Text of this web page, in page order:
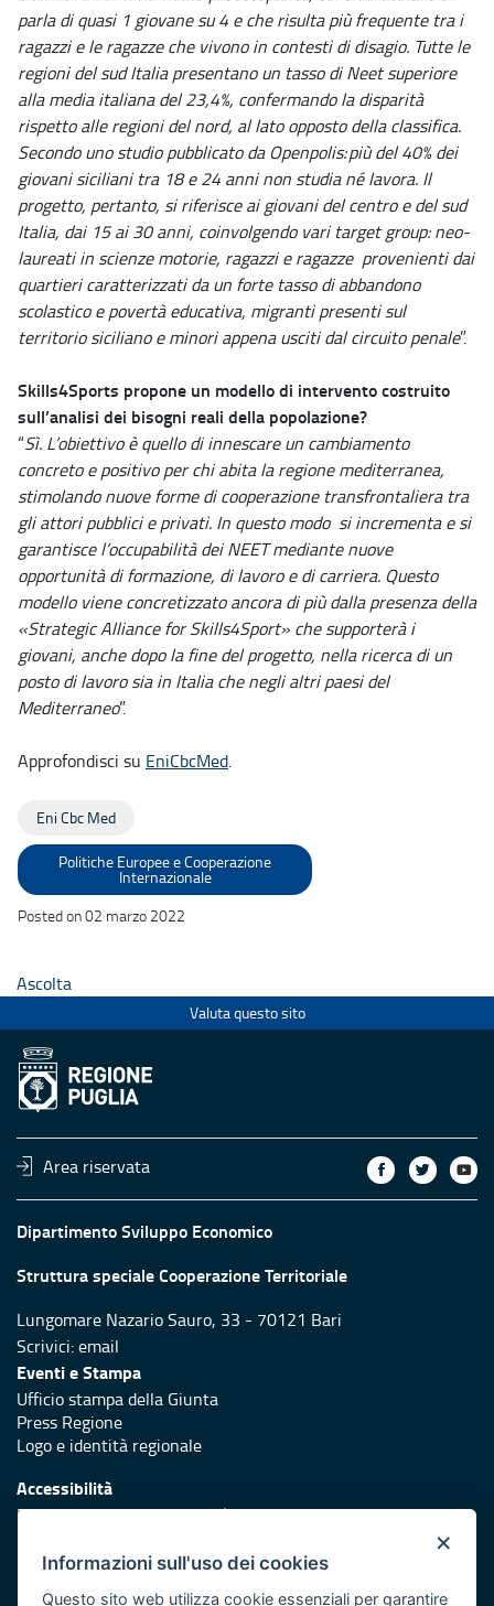
parla di quasi 1 giovane su 4 e che risulta più frequente tra i
ragazzi e le ragazze che vivono in contesti di disagio. Tutte le
regioni del sud Italia presentano un tasso di Neet superiore
alla media italiana del 23,4%, confermando la disparità
rispetto alle regioni del nord, al lato opposto della classifica.
Secondo uno studio pubblicato da Openpolis: più del 40% dei
giovani siciliani tra 18 e 24 anni non studia né lavora. Il
progetto, pertanto, si riferisce ai giovani del centro e del sud
Italia, dai 15 ai 30 anni, coinvolgendo vari target group: neo-
laureati in scienze motorie, ragazzi e ragazze provenienti dai
quartieri caratterizzati da un forte tasso di abbandono
scolastico e povertà educativa, migranti presenti sul
territorio siciliano e minori appena usciti dal circuito penale”.
Skills4Sports propone un modello di intervento costruito
sull’analisi dei bisogni reali della popolazione?
“Sì. L’obiettivo è quello di innescare un cambiamento
concreto e positivo per chi abita la regione mediterranea,
stimolando nuove forme di cooperazione transfrontaliera tra
gli attori pubblici e privati. In questo modo si incrementa e si
garantisce l’occupabilità dei NEET mediante nuove
opportunità di formazione, di lavoro e di carriera. Questo
modello viene concretizzato ancora di più dalla presenza della
«Strategic Alliance for Skills4Sport» che supporterà i
giovani, anche dopo la fine del progetto, nella ricerca di un
posto di lavoro sia in Italia che negli altri paesi del
Mediterraneo”.
Approfondisci su EniCbcMed.
Eni Cbc Med
Politiche Europee e Cooperazione
Internazionale
Posted on 02 marzo 2022
Ascolta
Valuta questo sito
Area riservata
Dipartimento Sviluppo Economico
Struttura speciale Cooperazione Territoriale
Lungomare Nazario Sauro, 33 - 70121 Bari
Scrivici:email
Eventi e Stampa
Ufficio stampa della Giunta
Press Regione
Logo e identità regionale
Accessibilità
Dichiarazione di accessibilità
Redazione ×
Informazioni sull'uso dei cookies
Questo sito web utilizza cookie essenziali per garantire